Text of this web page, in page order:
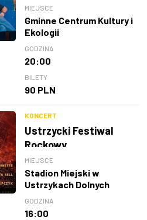
MIEJSCE
Gminne Centrum Kultury i
Ekologii
GODZINA
20:00
BILETY
90 PLN
KONCERT
Ustrzycki Festiwal
Rockowy
MIEJSCE
Stadion Miejski w
Ustrzykach Dolnych
GODZINA
16:00